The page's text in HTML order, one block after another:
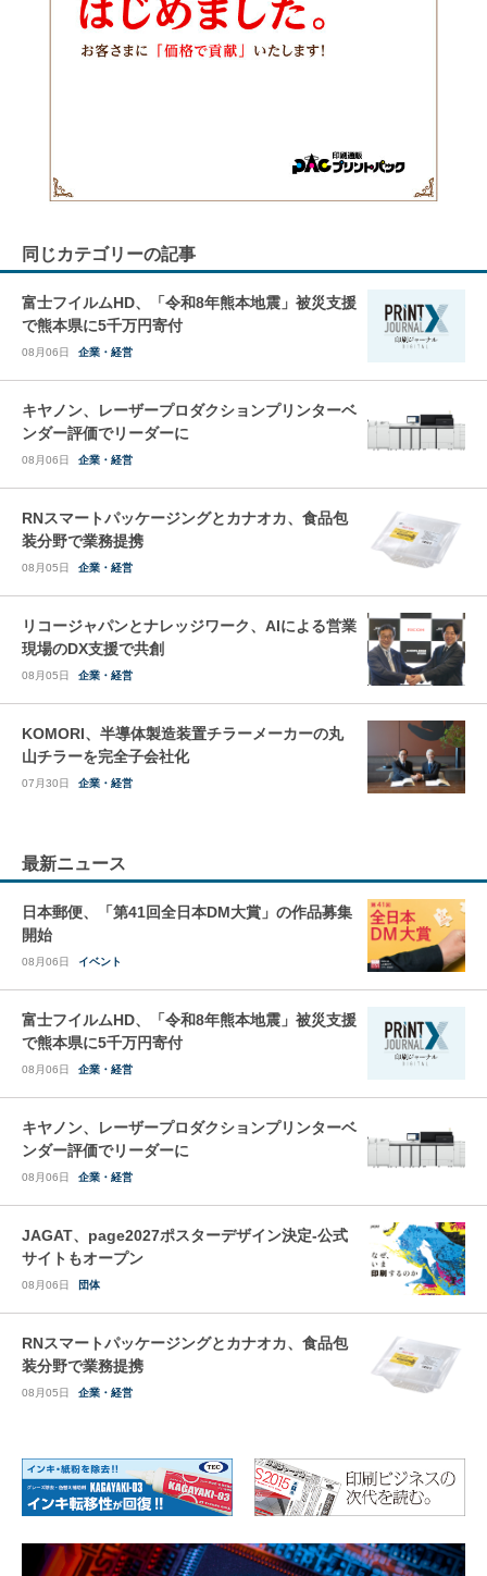
同じカテゴリーの記事
富士フイルムHD、「令和8年熊本地震」被災支援
で熊本県に5千万円寄付
08月06日 企業・経営
キヤノン、レーザープロダクションプリンターベ
ンダー評価でリーダーに
08月06日 企業・経営
RNスマートパッケージングとカナオカ、食品包
装分野で業務提携
08月05日 企業・経営
リコージャパンとナレッジワーク、AIによる営業
現場のDX支援で共創
08月05日 企業・経営
KOMORI、半導体製造装置チラーメーカーの丸
山チラーを完全子会社化
07月30日 企業・経営
最新ニュース
日本郵便、「第41回全日本DM大賞」の作品募集
開始
08月06日 イベント
富士フイルムHD、「令和8年熊本地震」被災支援
で熊本県に5千万円寄付
08月06日 企業・経営
キヤノン、レーザープロダクションプリンターベ
ンダー評価でリーダーに
08月06日 企業・経営
JAGAT、page2027ポスターデザイン決定-公式
サイトもオープン
08月06日 団体
RNスマートパッケージングとカナオカ、食品包
装分野で業務提携
08月05日 企業・経営